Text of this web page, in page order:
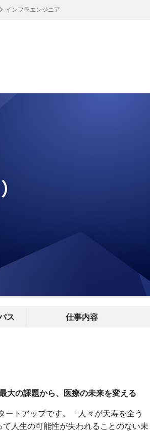
インフラエンジニア
ス 仕事内容
大の課題から、医療の未来を変える
トアップです。「人々が天寿を全う
人生の可能性が失われることのない未